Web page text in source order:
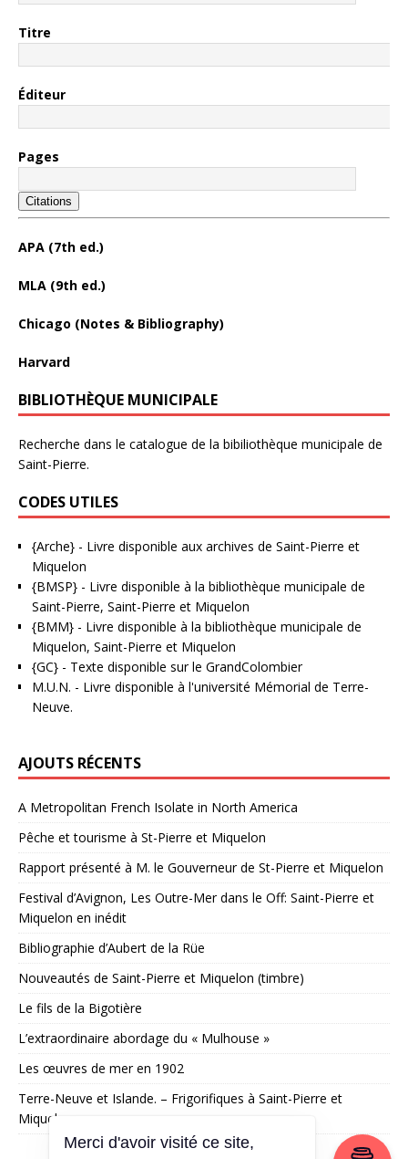
Titre
Éditeur
Pages
Citations
APA (7th ed.)
MLA (9th ed.)
Chicago (Notes & Bibliography)
Harvard
BIBLIOTHÈQUE MUNICIPALE
Recherche dans le catalogue de la bibiliothèque municipale de
Saint-Pierre.
CODES UTILES
{Arche} - Livre disponible aux archives de Saint-Pierre et
Miquelon
{BMSP} - Livre disponible à la bibliothèque municipale de
Saint-Pierre, Saint-Pierre et Miquelon
{BMM} - Livre disponible à la bibliothèque municipale de
Miquelon, Saint-Pierre et Miquelon
{GC} - Texte disponible sur le GrandColombier
M.U.N. - Livre disponible à l'université Mémorial de Terre-
Neuve.
AJOUTS RÉCENTS
A Metropolitan French Isolate in North America
Pêche et tourisme à St-Pierre et Miquelon
Rapport présenté à M. le Gouverneur de St-Pierre et Miquelon
Festival d’Avignon, Les Outre-Mer dans le Off: Saint-Pierre et
Miquelon en inédit
Bibliographie d’Aubert de la Rüe
Nouveautés de Saint-Pierre et Miquelon (timbre)
Le fils de la Bigotière
L’extraordinaire abordage du « Mulhouse »
Les œuvres de mer en 1902
Terre-Neuve et Islande. – Frigorifiques à Saint-Pierre et
Miquelon
Merci d'avoir visité ce site,